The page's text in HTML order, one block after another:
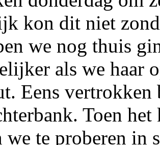
kon dit niet
we nog thuis
als we haar
Eens vertrokken
Toen
we te proberen in